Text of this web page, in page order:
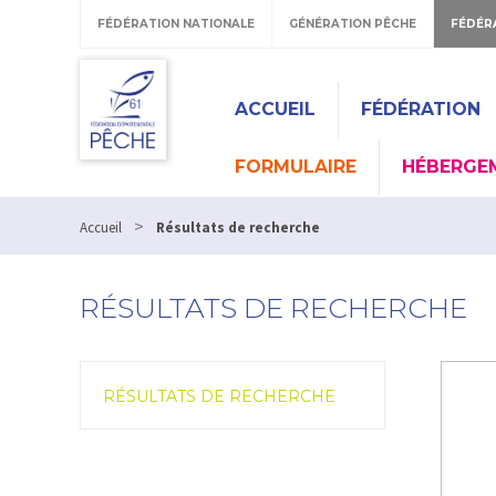
FÉDÉRATION NATIONALE GÉNÉRATION PÊCHE
ACCUEIL FÉDÉRATION
FORMULAIRE
Accueil > Résultats de recherche
RÉSULTATS DE RECHERCHE
RÉSULTATS DE RECHERCHE